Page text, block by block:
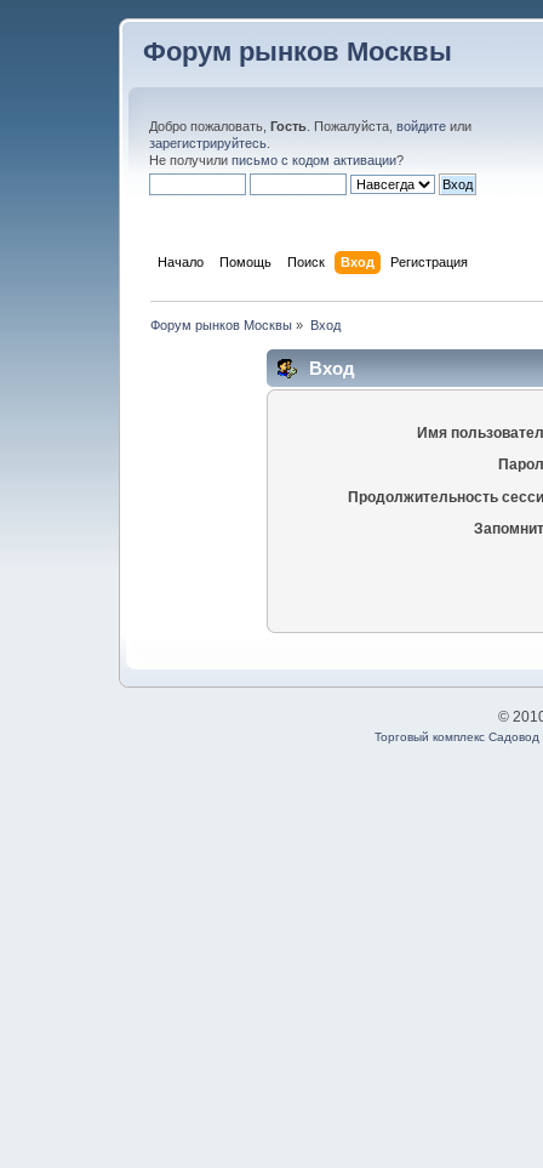
Форум рынков Москвы
Добро пожаловать, Гость . Пожалуйста, войдите или
зарегистрируйтесь
Не получили письмо с кодом активации?
Начало Помощь Поиск Вход Регистрация
Форум рынков Москвы » Вход
Вход
Имя
Продолжительность
©
Торговый комплекс Садовод